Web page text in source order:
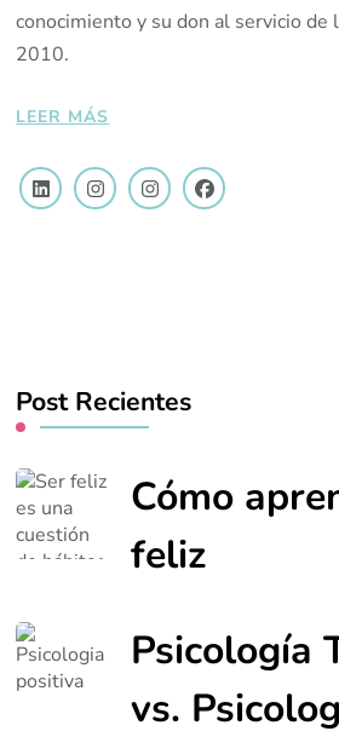
conocimiento y su don al servicio de
2010.
LEER MÁS
Post Recientes
Cómo
feliz
Psicología
vs.